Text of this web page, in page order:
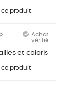
ce produit
Achat
vérifié
et coloris
ce produit